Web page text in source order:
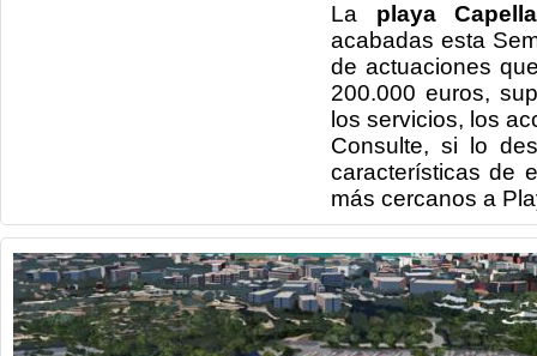
La playa
acabadas esta
de actuaciones
200.000 euros,
los servicios, los
Consulte, si lo
características de
más cercanos a